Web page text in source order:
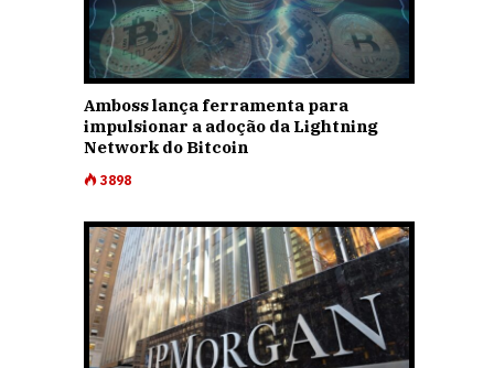
Amboss lança ferramenta para
impulsionar a adoção da Lightning
Network do Bitcoin
3898